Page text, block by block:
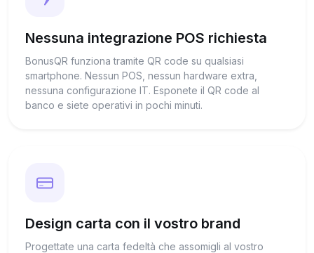
Nessuna integrazione POS richiesta
BonusQR funziona tramite QR code su qualsiasi
smartphone. Nessun POS, nessun hardware extra,
nessuna configurazione IT. Esponete il QR code al
banco e siete operativi in pochi minuti.
Design carta con il vostro brand
Progettate una carta fedeltà che assomigli al vostro